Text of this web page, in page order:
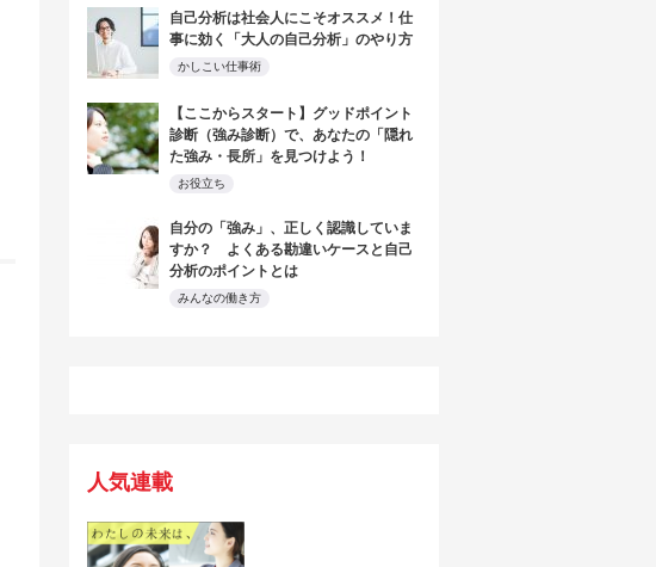
自己分析は社会人にこそオススメ！仕
事に効く「大人の自己分析」のやり方
かしこい仕事術
【ここからスタート】グッドポイント
診断（強み診断）で、あなたの「隠れ
た強み・長所」を見つけよう！
お役立ち
自分の「強み」、正しく認識していま
すか？ よくある勘違いケースと自己
分析のポイントとは
みんなの働き方
人気連載